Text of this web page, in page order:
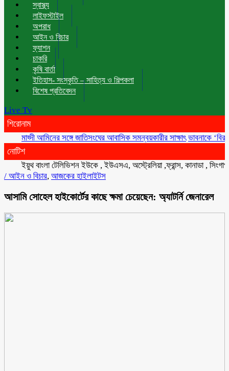
স্বাস্থ্য
লাইফস্টাইল
অপরাধ
আইন ও বিচার
ফ্যাশন
চাকরি
কৃষি বার্তা
ইতিহাস- সংস্কৃতি – সাহিত্য ও শিল্পকলা
বিশেষ প্রতিবেদন
Live Tv
শিরোনাম
মাহ্দী আমিনের সঙ্গে জাতিসংঘের আবাসিক সমন্বয়কারীর সাক্ষাৎ ভাবনাকে ‘বিরল
নোটিশ
ইয়ুথ বাংলা টেলিভিশন ইউকে , ইউএসএ, অস্ট্রেলিয়া ,ফ্রান্স, কানাডা , সিংগাপুর ,
/ আইন ও বিচার, আজকের হাইলাইটস
আসামি সোহেল হাইকোর্টের কাছে ক্ষমা চেয়েছেন: অ্যাটর্নি জেনারেল